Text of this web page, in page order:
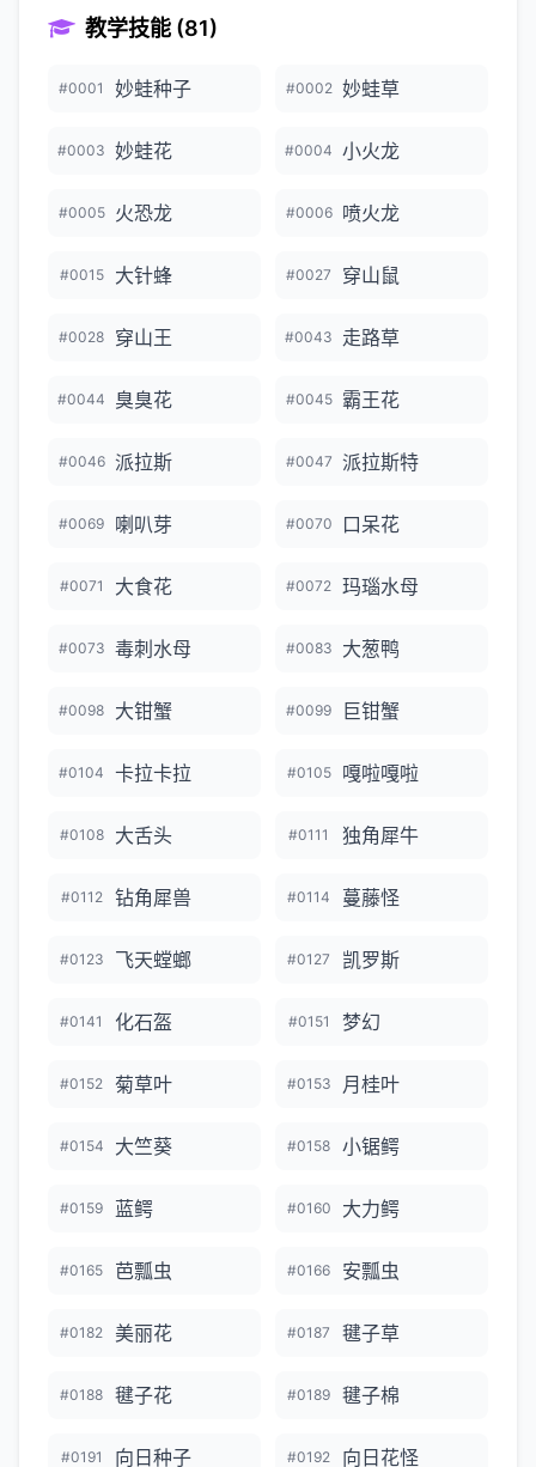
教学技能 (81)
#0001 妙蛙种子 #0002 妙蛙草
#0003 妙蛙花 #0004 小火龙
#0005 火恐龙 #0006 喷火龙
#0015 大针蜂 #0027 穿山鼠
#0028 穿山王 #0043 走路草
#0044 臭臭花 #0045 霸王花
#0046 派拉斯 #0047 派拉斯特
#0069 喇叭芽 #0070 口呆花
#0071 大食花 #0072 玛瑙水母
#0073 毒刺水母 #0083 大葱鸭
#0098 大钳蟹 #0099 巨钳蟹
#0104 卡拉卡拉 #0105 嘎啦嘎啦
#0108 大舌头 #0111 独角犀牛
#0112 钻角犀兽 #0114 蔓藤怪
#0123 飞天螳螂 #0127 凯罗斯
#0141 化石盔 #0151 梦幻
#0152 菊草叶 #0153 月桂叶
#0154 大竺葵 #0158 小锯鳄
#0159 蓝鳄 #0160 大力鳄
#0165 芭瓢虫 #0166 安瓢虫
#0182 美丽花 #0187 毽子草
#0188 毽子花 #0189 毽子棉
#0191 向日种子 #0192 向日花怪